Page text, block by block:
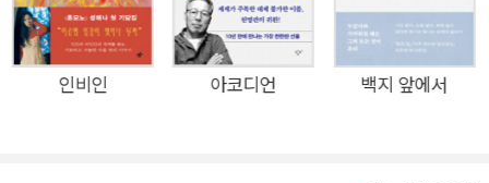
번째 여름. 두 사람은 학교에서 가장 인기 있는 백인 여자아이들
이 초대한 호숫가 모임에 가게 된다. 그리고 한 시간 뒤, 단 한 사
람만이 호수를 빠져나온다. 친구가 전부인 시절, 우정에 미숙한
인비인 아코디언 백지 앞에서